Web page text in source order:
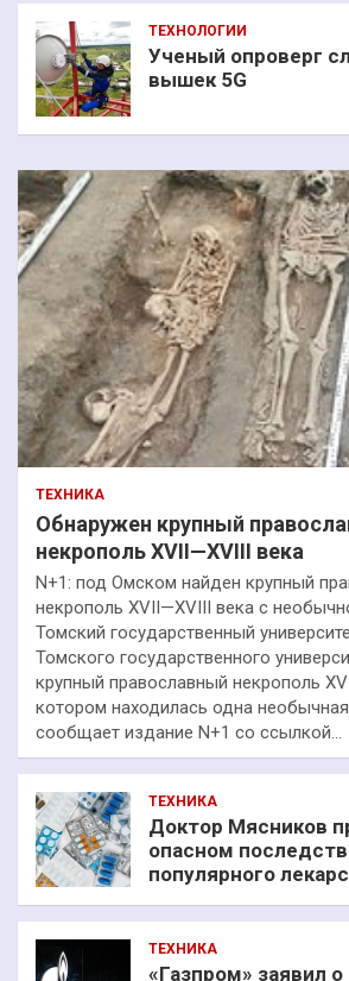
ТЕХНОЛОГИИ
Ученый опроверг
вышек 5G
ТЕХНИКА
Обнаружен крупный
некрополь XVII—XVIII века
N+1: под Омском найден крупный
некрополь XVII—XVIII века с
Томский государственный
Томского государственного
крупный православный некрополь
котором находилась одна
сообщает издание N+1 со ссылкой…
ТЕХНИКА
Доктор Мясников
опасном
популярного
ТЕХНИКА
«Газпром» заявил